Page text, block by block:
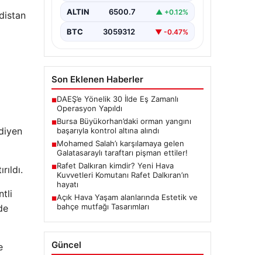
yerel…
ALTIN 6500.7 ▲ +0.12%
BTC 3059312 ▼ -0.47%
Son Eklenen Haberler
■DAEŞ’e Yönelik 30 İlde Eş Zamanlı
Operasyon Yapıldı
■Bursa Büyükorhan’daki orman yangını
başarıyla kontrol altına alındı
■Mohamed Salah’ı karşılamaya gelen
Galatasaraylı taraftarı pişman ettiler!
■Rafet Dalkıran kimdir? Yeni Hava
Kuvvetleri Komutanı Rafet Dalkıran’ın
hayatı
■Açık Hava Yaşam alanlarında Estetik ve
bahçe mutfağı Tasarımları
Güncel